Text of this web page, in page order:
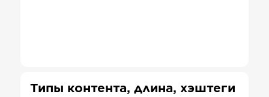
Типы контента, длина, хэштеги